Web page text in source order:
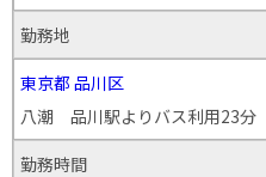
勤務地
東京都 品川区
八潮 品川駅よりバス利用23
勤務時間